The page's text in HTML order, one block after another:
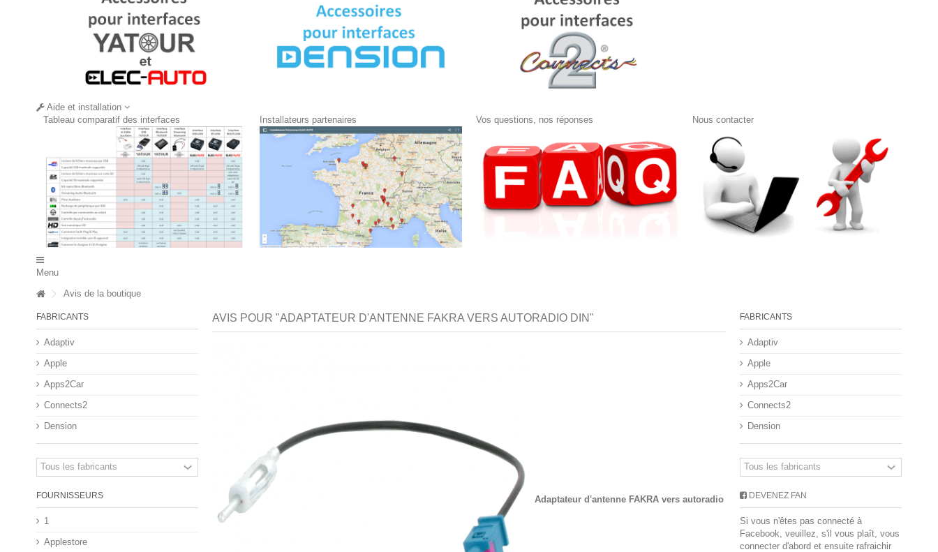
Aide et installation
Tableau comparatif des interfaces
Installateurs partenaires Vos questions, nos réponses Nous contacter
Menu
Avis de la boutique
AVIS POUR "ADAPTATEUR D'ANTENNE FAKRA VERS AUTORADIO DIN"
Adaptateur d'antenne FAKRA vers autoradio
FABRICANTS
Adaptiv
Apple
Apps2Car
Connects2
Dension
FOURNISSEURS
1
Applestore
FABRICANTS
Adaptiv
Apple
Apps2Car
Connects2
Dension
DEVENEZ FAN
Si vous n'êtes pas connecté à
Facebook, veuillez, s'il vous plaît, vous
connecter d'abord et ensuite rafraichir